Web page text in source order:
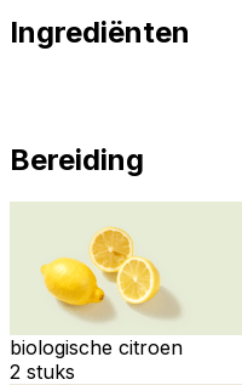
Ingrediënten
Bereiding
biologische citroen
2 stuks